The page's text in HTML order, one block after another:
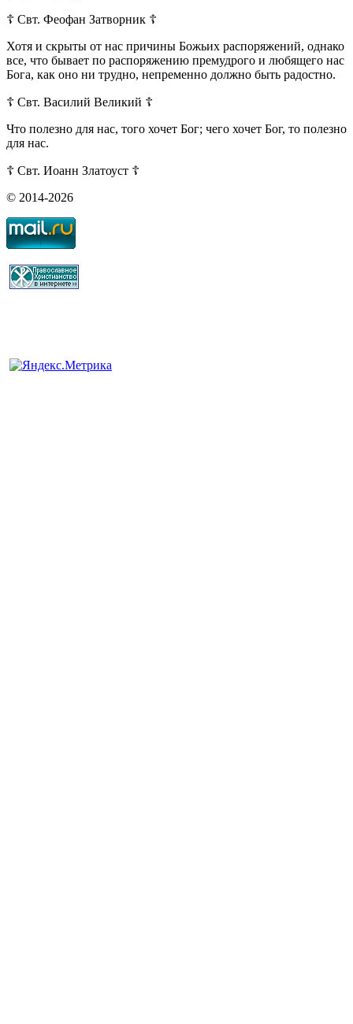
☦ Свт. Феофан Затворник ☦
Хотя и скрыты от нас причины Божьих распоряжений, однако
все, что бывает по распоряжению премудрого и любящего нас
Бога, как оно ни трудно, непременно должно быть радостно.
☦ Свт. Василий Великий ☦
Что полезно для нас, того хочет Бог; чего хочет Бог, то полезно
для нас.
☦ Свт. Иоанн Златоуст ☦
© 2014-2026